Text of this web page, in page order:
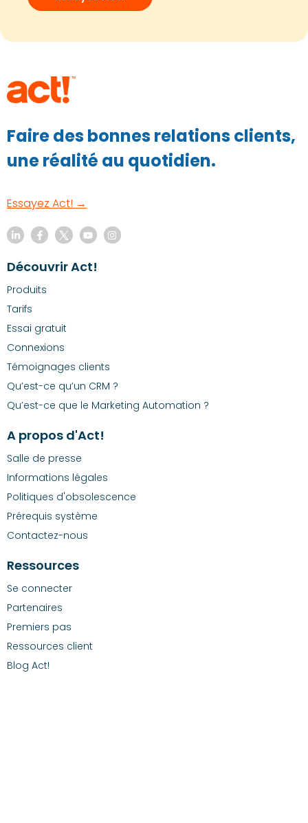
Faire des bonnes relations clients,
une réalité au quotidien.
Essayez Act! →
Découvrir Act!
Produits
Tarifs
Essai gratuit
Connexions
Témoignages clients
Qu’est-ce qu’un CRM ?
Qu’est-ce que le Marketing Automation ?
A propos d'Act!
Salle de presse
Informations légales
Politiques d'obsolescence
Prérequis système
Contactez-nous
Ressources
Se connecter
Partenaires
Premiers pas
Ressources client
Blog Act!